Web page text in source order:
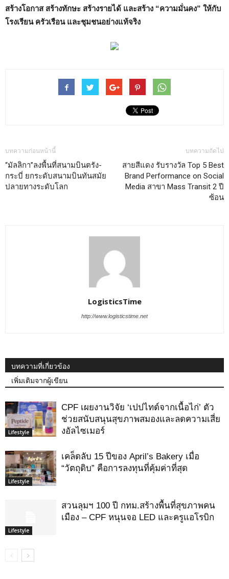
สร้างโอกาส สร้างทักษะ สร้างรายได้ และสร้าง “ความมั่นคง” ให้กับ
โรงเรียน ครัวเรือน และชุมชนอย่างแท้จริง
บทความก่อนหน้านี้
“มัลลิกา”ลงพื้นที่สนามบินตรัง-
กระบี่ ยกระดับสนามบินทันสมัย
ปลายทางระดับโลก
บทความถัดไป
สายสีแดง รับรางวัล Top 5 Best
Brand Performance on Social
Media สาขา Mass Transit 2 ปี
ซ้อน
LogisticsTime
http://www.logisticstime.net
บทความที่เกี่ยวข้อง
เพิ่มเติมจากผู้เขียน
Lifestyle
CPF เผยงานวิจัย ‘เปปไทด์จากเนื้อไก่’ ตัว
ช่วยสนับสนุนสุขภาพสมองและลดความเสี่ย
งอัลไซเมอร์
Lifestyle
เคล็ดลับ 15 ปีของ April’s Bakery เมื่อ
“วัตถุดิบ” คือการลงทุนที่คุ้มค่าที่สุด
Lifestyle
สวนลุมฯ 100 ปี กทม.สร้างพื้นที่สุขภาพคน
เมือง – CPF หนุนจอ LED และครูแอโรบิก